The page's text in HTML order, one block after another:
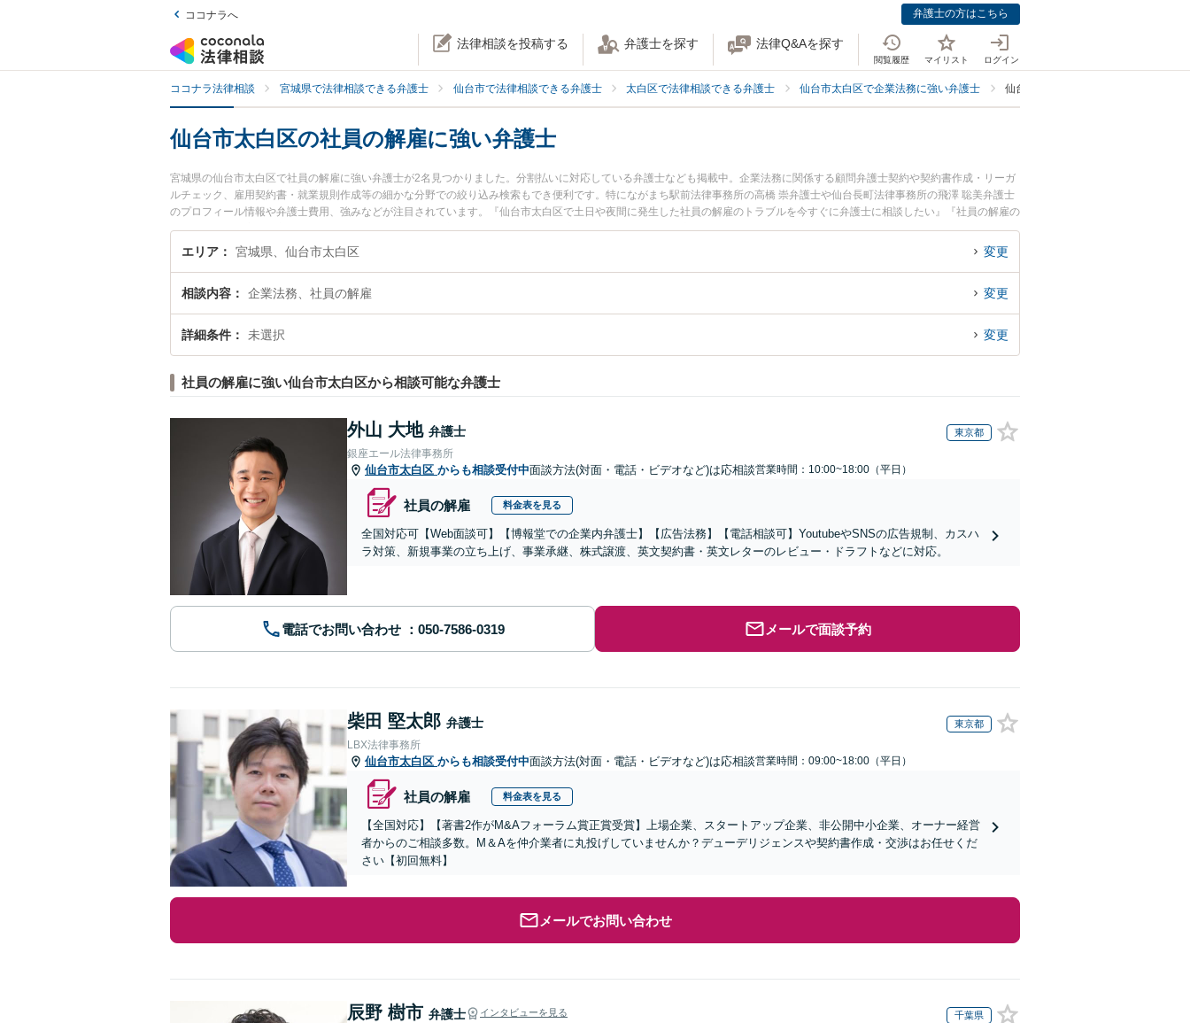
ココナラへ 弁護士の方はこちら
法律相談を投稿する 弁護士を探す 法律Q&Aを探す
閲覧履歴 マイリスト ログイン
ココナラ法律相談 宮城県で法律相談できる弁護士 仙台市で法律相談できる弁護士 太白区で法律相談できる弁護士 仙台市太白区で企業法務に強い弁護士 仙台市太白区で社員の解雇に強い弁護
仙台市太白区の社員の解雇に強い弁護士
宮城県の仙台市太白区で社員の解雇に強い弁護士が2名見つかりました。分割払いに対応している弁護士なども掲載中。企業法務に関係する顧問弁護士契約や契約書作成・リーガ
ルチェック、雇用契約書・就業規則作成等の細かな分野での絞り込み検索もでき便利です。特にながまち駅前法律事務所の高橋 崇弁護士や仙台長町法律事務所の飛澤 聡美弁護士
のプロフィール情報や弁護士費用、強みなどが注目されています。『仙台市太白区で土日や夜間に発生した社員の解雇のトラブルを今すぐに弁護士に相談したい』『社員の解雇の
トラブル解決の実績豊富な近くの弁護士を検索したい』『初回相談無料で社員の解雇を法律相談できる仙台市太白区内の弁護士に相談予約したい』などでお困りの相談者さんにお
すすめです。
エリア 宮城県、仙台市太白区 変更
相談内容 企業法務、社員の解雇 変更
詳細条件 未選択 変更
社員の解雇に強い仙台市太白区から相談可能な弁護士
外山 大地 弁護士 東京都
銀座エール法律事務所
仙台市太白区 からも相談受付中面談方法(対面・電話・ビデオなど)は応相談営業時間：10:00~18:00（平日）
社員の解雇 料金表を見る
全国対応可【Web面談可】【博報堂での企業内弁護士】【広告法務】【電話相談可】YoutubeやSNSの広告規制、カスハ
ラ対策、新規事業の立ち上げ、事業承継、株式譲渡、英文契約書・英文レターのレビュー・ドラフトなどに対応。
電話でお問い合わせ メールで面談予約
柴田 堅太郎 弁護士 東京都
LBX法律事務所
仙台市太白区 からも相談受付中面談方法(対面・電話・ビデオなど)は応相談営業時間：09:00~18:00（平日）
社員の解雇 料金表を見る
【全国対応】【著書2作がM&Aフォーラム賞正賞受賞】上場企業、スタートアップ企業、非公開中小企業、オーナー経営
者からのご相談多数。M＆Aを仲介業者に丸投げしていませんか？デューデリジェンスや契約書作成・交渉はお任せくだ
さい【初回無料】
メールでお問い合わせ
辰野 樹市 弁護士 インタビューを見る 千葉県